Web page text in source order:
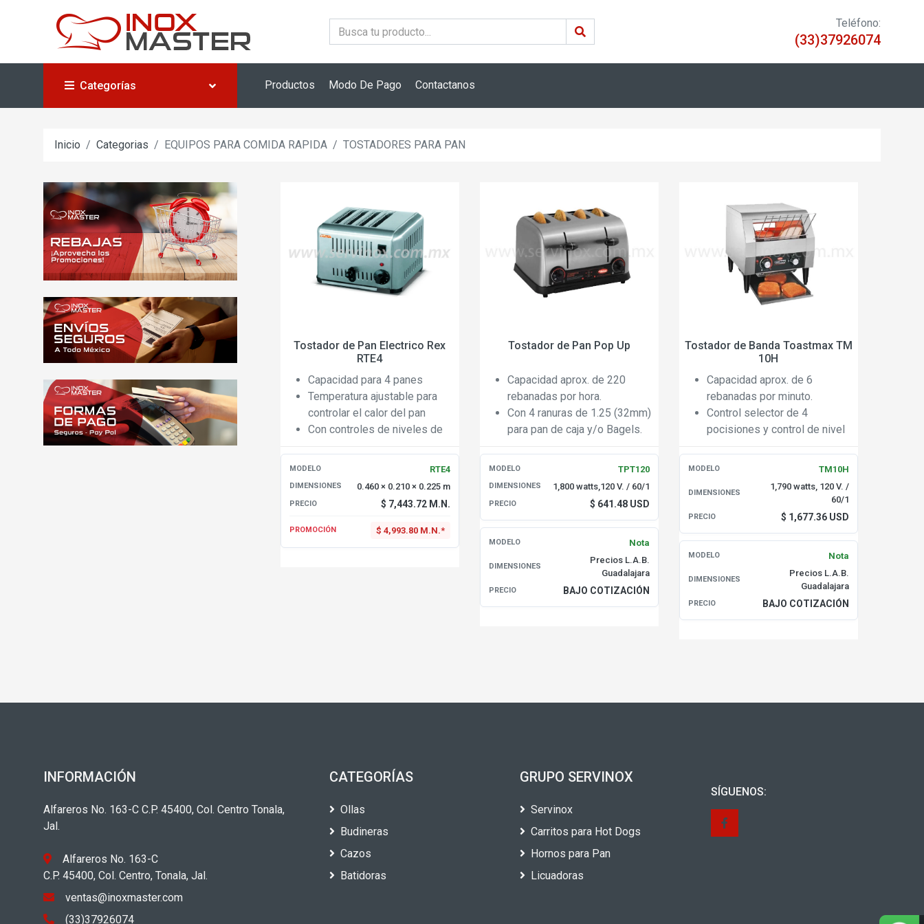
Teléfono:
(33)37926074
Categorías Productos Modo De Pago Contactanos
Inicio Categorias EQUIPOS PARA COMIDA RAPIDA TOSTADORES PARA PAN
Tostador de Pan Electrico Rex
RTE4
Capacidad para 4 panes
Temperatura ajustable para
controlar el calor del pan
Con controles de niveles de
MODELO RTE4
DIMENSIONES 0.460 × 0.210 × 0.225 m
PRECIO $ 7,443.72 M.N.
PROMOCIÓN $ 4,993.80 M.N.*
Tostador de Pan Pop Up
Capacidad aprox. de 220
rebanadas por hora.
Con 4 ranuras de 1.25 (32mm)
para pan de caja y/o Bagels.
tostado y bandeja removible
MODELO TPT120
DIMENSIONES 1,800 watts,120 V. / 60/1
PRECIO $ 641.48 USD
MODELO Nota
DIMENSIONES
Precios L.A.B.
Guadalajara
PRECIO BAJO COTIZACIÓN
Tostador de Banda Toastmax TM
10H
Capacidad aprox. de 6
rebanadas por minuto.
Control selector de 4
pocisiones y control de nivel
Abertura de 3½ de altura por 10
pan.
MODELO TM10H
DIMENSIONES
1,790 watts, 120 V. /
60/1
PRECIO $ 1,677.36 USD
MODELO Nota
DIMENSIONES
Precios L.A.B.
Guadalajara
PRECIO BAJO COTIZACIÓN
INFORMACIÓN
Alfareros No. 163-C C.P. 45400, Col. Centro Tonala,
Jal.
Alfareros No. 163-C
C.P. 45400, Col. Centro, Tonala, Jal.
ventas@inoxmaster.com
(33)37926074
CATEGORÍAS
Ollas
Budineras
Cazos
Batidoras
GRUPO SERVINOX
Servinox
Carritos para Hot Dogs
Hornos para Pan
Licuadoras
SÍGUENOS: